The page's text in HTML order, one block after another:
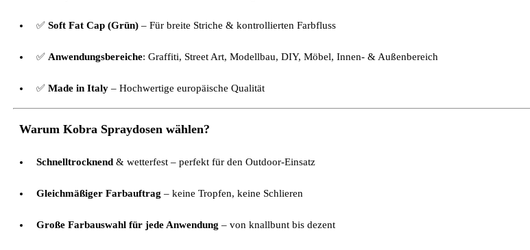
✅ Soft Fat Cap (Grün) – Für breite Striche & kontrollierten Farbfluss
✅ Anwendungsbereiche: Graffiti, Street Art, Modellbau, DIY, Möbel, Innen- & Außenbereich
✅ Made in Italy – Hochwertige europäische Qualität
Warum Kobra Spraydosen wählen?
Schnelltrocknend & wetterfest – perfekt für den Outdoor-Einsatz
Gleichmäßiger Farbauftrag – keine Tropfen, keine Schlieren
Große Farbauswahl für jede Anwendung – von knallbunt bis dezent